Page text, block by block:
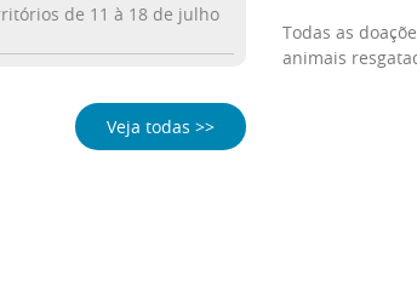
Todas as
animais
de 11 à 18 de julho
Veja todas >>